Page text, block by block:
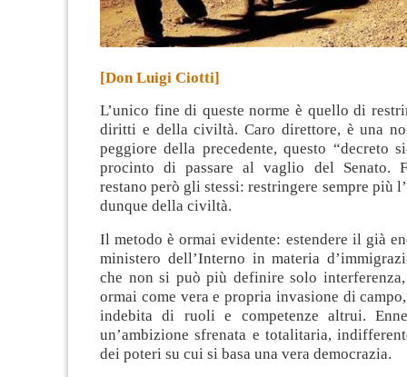
[Don Luigi Ciotti]
L’unico fine di queste norme è quello di
diritti e della civiltà. Caro direttore, è una
peggiore della precedente, questo “decreto
procinto di passare al vaglio del Senato.
restano però gli stessi: restringere sempre più
dunque della civiltà.
Il metodo è ormai evidente: estendere il già
ministero dell’Interno in materia
che non si può più definire solo
ormai come vera e propria invasione di
indebita di ruoli e competenze altrui.
un’ambizione sfrenata e totalitaria,
dei poteri su cui si basa una vera democrazia.